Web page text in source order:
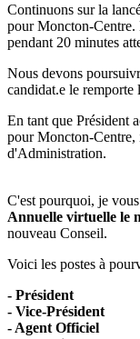
Continuons sur la
pour Moncton-Centre.
pendant 20 minutes
Nous devons
candidat.e le remporte
En tant que Président
pour Moncton-Centre,
d'Administration.
C'est pourquoi, je
Annuelle virtuelle le
nouveau Conseil.
Voici les postes à
- Président
- Vice-Président
- Agent Officiel